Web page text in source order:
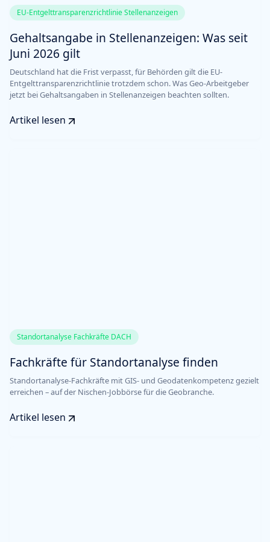
EU-Entgelttransparenzrichtlinie Stellenanzeigen
Gehaltsangabe in Stellenanzeigen: Was seit
Juni 2026 gilt
Deutschland hat die Frist verpasst, für Behörden gilt die EU-
Entgelttransparenzrichtlinie trotzdem schon. Was Geo-Arbeitgeber
jetzt bei Gehaltsangaben in Stellenanzeigen beachten sollten.
Artikel lesen
Standortanalyse Fachkräfte DACH
Fachkräfte für Standortanalyse finden
Standortanalyse-Fachkräfte mit GIS- und Geodatenkompetenz gezielt
erreichen – auf der Nischen-Jobbörse für die Geobranche.
Artikel lesen